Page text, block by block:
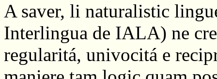
A saver, li naturalistic
Interlingua de IALA) ne
regularitá, univocitá e